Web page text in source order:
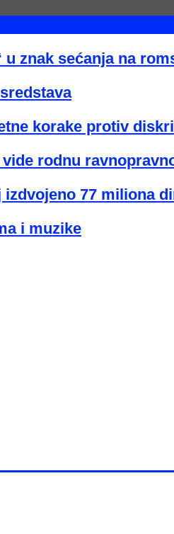
znak sećanja na
korake protiv
rodnu
77 miliona
i muzike